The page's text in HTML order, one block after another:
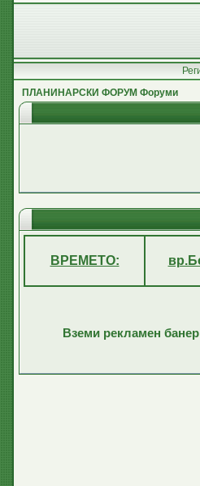
ПЛАНИНАРСКИ ФОРУМ Форуми
ВРЕМЕТО:
Вземи рекламен